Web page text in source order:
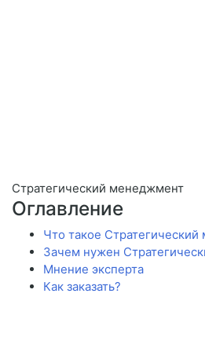
Стратегический менеджмент
Оглавление
Что такое
Зачем нужен
Мнение эксперта
Как заказать?